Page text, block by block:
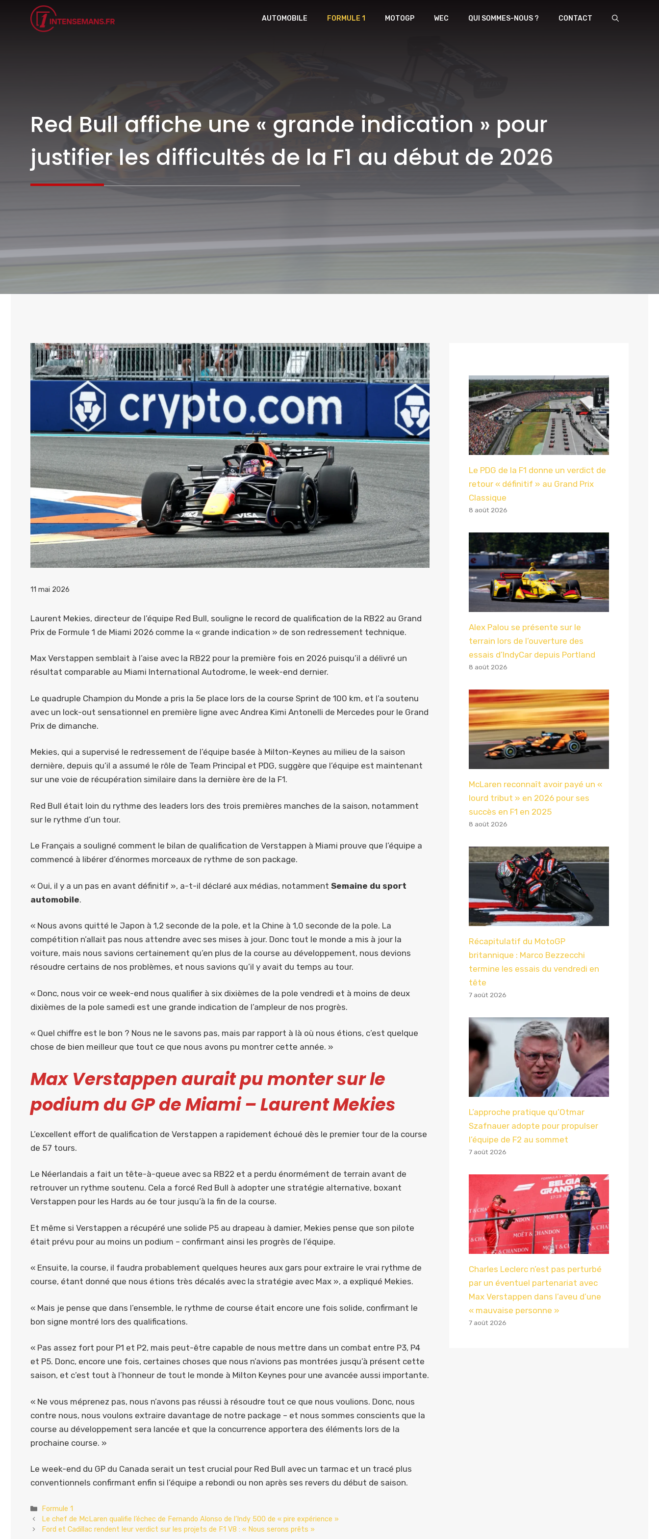
AUTOMOBILE FORMULE 1 MOTOGP WEC QUI SOMMES-NOUS ? CONTACT
Red Bull affiche une « grande indication » pour
justifier les difficultés de la F1 au début de 2026
11 mai 2026
Laurent Mekies, directeur de l’équipe Red Bull, souligne le record de qualification de la RB22 au Grand
Prix de Formule 1 de Miami 2026 comme la « grande indication » de son redressement technique.
Max Verstappen semblait à l’aise avec la RB22 pour la première fois en 2026 puisqu’il a délivré un
résultat comparable au Miami International Autodrome, le week-end dernier.
Le quadruple Champion du Monde a pris la 5e place lors de la course Sprint de 100 km, et l’a soutenu
avec un lock-out sensationnel en première ligne avec Andrea Kimi Antonelli de Mercedes pour le Grand
Prix de dimanche.
Mekies, qui a supervisé le redressement de l’équipe basée à Milton-Keynes au milieu de la saison
dernière, depuis qu’il a assumé le rôle de Team Principal et PDG, suggère que l’équipe est maintenant
sur une voie de récupération similaire dans la dernière ère de la F1.
Red Bull était loin du rythme des leaders lors des trois premières manches de la saison, notamment
sur le rythme d’un tour.
Le Français a souligné comment le bilan de qualification de Verstappen à Miami prouve que l’équipe a
commencé à libérer d’énormes morceaux de rythme de son package.
« Oui, il y a un pas en avant définitif », a-t-il déclaré aux médias, notamment Semaine du sport
automobile.
« Nous avons quitté le Japon à 1,2 seconde de la pole, et la Chine à 1,0 seconde de la pole. La
compétition n’allait pas nous attendre avec ses mises à jour. Donc tout le monde a mis à jour la
voiture, mais nous savions certainement qu’en plus de la course au développement, nous devions
résoudre certains de nos problèmes, et nous savions qu’il y avait du temps au tour.
« Donc, nous voir ce week-end nous qualifier à six dixièmes de la pole vendredi et à moins de deux
dixièmes de la pole samedi est une grande indication de l’ampleur de nos progrès.
« Quel chiffre est le bon ? Nous ne le savons pas, mais par rapport à là où nous étions, c’est quelque
chose de bien meilleur que tout ce que nous avons pu montrer cette année. »
Max Verstappen aurait pu monter sur le
podium du GP de Miami – Laurent Mekies
L’excellent effort de qualification de Verstappen a rapidement échoué dès le premier tour de la course
de 57 tours.
Le Néerlandais a fait un tête-à-queue avec sa RB22 et a perdu énormément de terrain avant de
retrouver un rythme soutenu. Cela a forcé Red Bull à adopter une stratégie alternative, boxant
Verstappen pour les Hards au 6e tour jusqu’à la fin de la course.
Et même si Verstappen a récupéré une solide P5 au drapeau à damier, Mekies pense que son pilote
était prévu pour au moins un podium – confirmant ainsi les progrès de l’équipe.
« Ensuite, la course, il faudra probablement quelques heures aux gars pour extraire le vrai rythme de
course, étant donné que nous étions très décalés avec la stratégie avec Max », a expliqué Mekies.
« Mais je pense que dans l’ensemble, le rythme de course était encore une fois solide, confirmant le
bon signe montré lors des qualifications.
« Pas assez fort pour P1 et P2, mais peut-être capable de nous mettre dans un combat entre P3, P4
et P5. Donc, encore une fois, certaines choses que nous n’avions pas montrées jusqu’à présent cette
saison, et c’est tout à l’honneur de tout le monde à Milton Keynes pour une avancée aussi importante.
« Ne vous méprenez pas, nous n’avons pas réussi à résoudre tout ce que nous voulions. Donc, nous
contre nous, nous voulons extraire davantage de notre package – et nous sommes conscients que la
course au développement sera lancée et que la concurrence apportera des éléments lors de la
prochaine course. »
Le week-end du GP du Canada serait un test crucial pour Red Bull avec un tarmac et un tracé plus
conventionnels confirmant enfin si l’équipe a rebondi ou non après ses revers du début de saison.
Catégories
Formule 1
Le chef de McLaren qualifie l’échec de Fernando Alonso de l’Indy 500 de « pire expérience »
Ford et Cadillac rendent leur verdict sur les projets de F1 V8 : « Nous serons prêts »
Le PDG de la F1 donne un verdict de
retour « définitif » au Grand Prix
Classique
8 août 2026
Alex Palou se présente sur le
terrain lors de l’ouverture des
essais d’IndyCar depuis Portland
8 août 2026
McLaren reconnaît avoir payé un «
lourd tribut » en 2026 pour ses
succès en F1 en 2025
8 août 2026
Récapitulatif du MotoGP
britannique : Marco Bezzecchi
termine les essais du vendredi en
tête
7 août 2026
L’approche pratique qu’Otmar
Szafnauer adopte pour propulser
l’équipe de F2 au sommet
7 août 2026
Charles Leclerc n’est pas perturbé
par un éventuel partenariat avec
Max Verstappen dans l’aveu d’une
« mauvaise personne »
7 août 2026